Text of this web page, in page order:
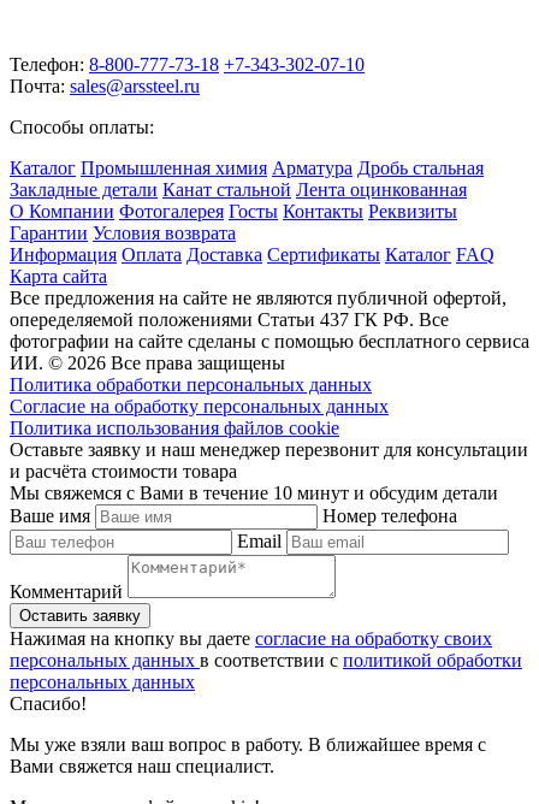
Телефон: 8-800-777-73-18 +7-343-302-07-10
Почта: sales@arssteel.ru
Способы оплаты:
Каталог Промышленная химия Арматура Дробь стальная
Закладные детали Канат стальной Лента оцинкованная
О Компании Фотогалерея Госты Контакты Реквизиты
Гарантии Условия возврата
Информация Оплата Доставка Сертификаты Каталог FAQ
Карта сайта
Все предложения на сайте не являются публичной офертой,
опеределяемой положениями Статьи 437 ГК РФ. Все
фотографии на сайте сделаны с помощью бесплатного сервиса
ИИ. © 2026 Все права защищены
Политика обработки персональных данных
Согласие на обработку персональных данных
Политика использования файлов cookie
Оставьте заявку и наш менеджер перезвонит для консультации
и расчёта стоимости товара
Мы свяжемся с Вами в течение 10 минут и обсудим детали
Ваше имя
Номер телефона
Email
Комментарий
Нажимая на кнопку вы даете согласие на обработку своих
персональных данных в соответствии с политикой обработки
персональных данных
Спасибо!
Мы уже взяли ваш вопрос в работу. В ближайшее время с
Вами свяжется наш специалист.